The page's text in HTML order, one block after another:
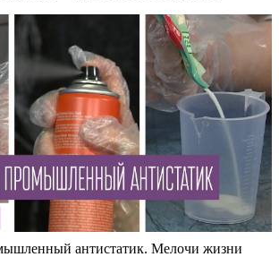
антистатик. Мелочи жизни